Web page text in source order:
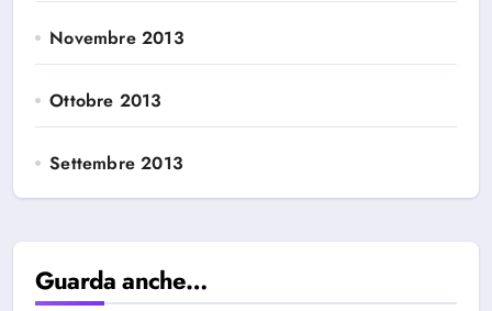
Novembre 2013
Ottobre 2013
Settembre 2013
Guarda anche…